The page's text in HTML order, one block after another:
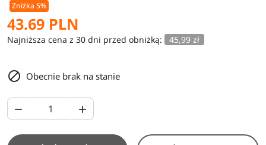
Zniżka 5%
43.69 PLN
Najniższa cena z 30 dni przed obniżką: 45,99 zł
 Obecnie brak na stanie
 